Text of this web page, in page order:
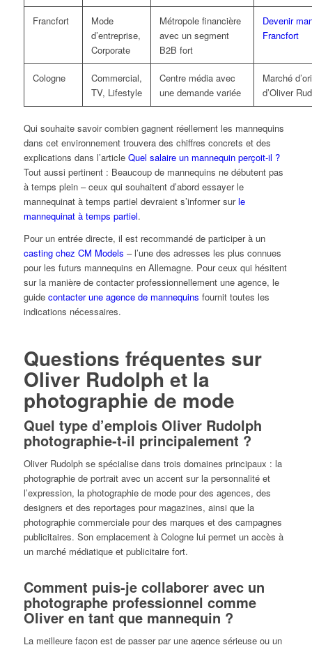
Francfort
Mode
d’entreprise,
Corporate
Métropole financière
avec un segment
B2B fort
Devenir
Francfort
Cologne
Commercial,
TV, Lifestyle
Centre média avec
une demande variée
Marché
d’Oliver
Qui souhaite savoir combien gagnent réellement les mannequins
dans cet environnement trouvera des chiffres concrets et des
explications dans l’article Quel salaire un mannequin perçoit-il ?
Tout aussi pertinent : Beaucoup de mannequins ne débutent pas
à temps plein – ceux qui souhaitent d’abord essayer le
mannequinat à temps partiel devraient s’informer surle
mannequinat à temps partiel.
Pour un entrée directe, il est recommandé de participer à un
casting chez CM Models – l’une des adresses les plus connues
pour les futurs mannequins en Allemagne. Pour ceux qui hésitent
sur la manière de contacter professionnellement une agence, le
guide contacter une agence de mannequins fournit toutes les
indications nécessaires.
Questions fréquentes sur
Oliver Rudolph et la
photographie de mode
Quel type d’emplois Oliver Rudolph
photographie-t-il principalement ?
Oliver Rudolph se spécialise dans trois domaines principaux : la
photographie de portrait avec un accent sur la personnalité et
l’expression, la photographie de mode pour des agences, des
designers et des reportages pour magazines, ainsi que la
photographie commerciale pour des marques et des campagnes
publicitaires. Son emplacement à Cologne lui permet un accès à
un marché médiatique et publicitaire fort.
Comment puis-je collaborer avec un
photographe professionnel comme
Oliver en tant que mannequin ?
La meilleure façon est de passer par une agence sérieuse ou un